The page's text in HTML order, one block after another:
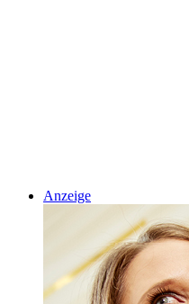
Anzeige